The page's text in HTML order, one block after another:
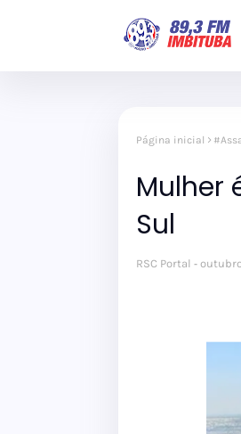
Página inicial
Mulher
Sul
RSC Portal